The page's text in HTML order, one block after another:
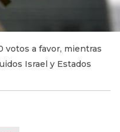
votos a favor, mientras
Israel y Estados